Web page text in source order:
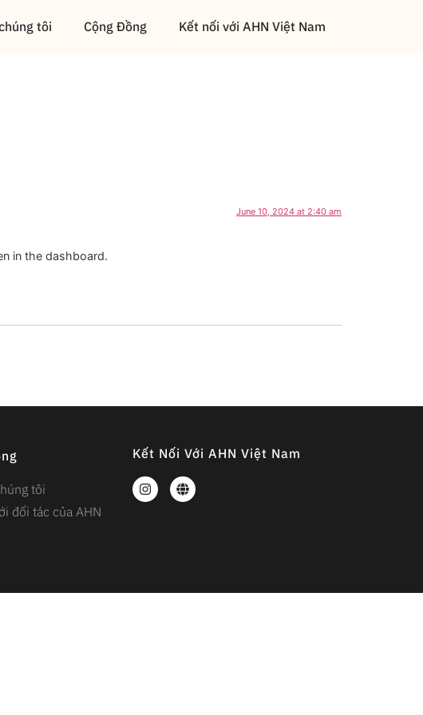
tôi Cộng Đồng Kết nối với AHN Việt Nam
June 10, 2024 at 2:40 am
in the dashboard.
tôi
đối tác của AHN
Kết Nối Với AHN Việt Nam